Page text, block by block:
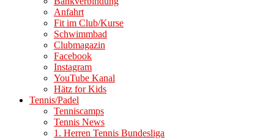
Anfahrt
Fit im Club/Kurse
Schwimmbad
Clubmagazin
Facebook
Instagram
YouTube Kanal
Hätz for Kids
Tennis/Padel
Tenniscamps
Tennis News
1. Herren Tennis Bundesliga